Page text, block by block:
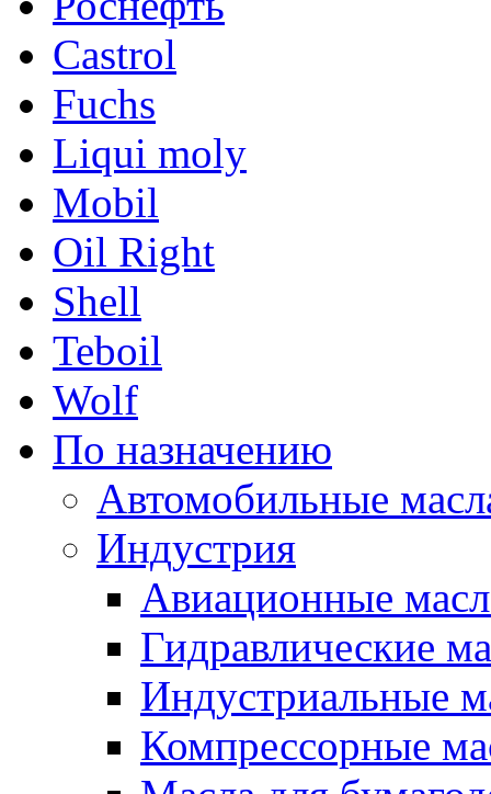
Castrol
Fuchs
Liqui moly
Mobil
Oil Right
Shell
Teboil
Wolf
По назначению
Автомобильные
Индустрия
Авиационные
Гидравлические
Индустриальные
Компрессорные